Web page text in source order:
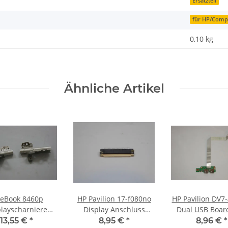
für HP/
0,10 kg
Ähnliche Artikel
8460p
L+R #3386
13,55 € *
HP Pavilion 17-f080no
Display Anschluss
Connector vom
8,95 € *
HP Pavilion
Dual USB
Kabel
8,96 € *